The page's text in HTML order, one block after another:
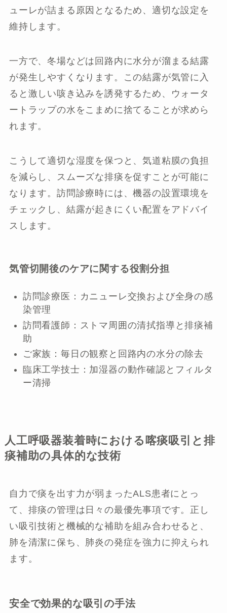
ューレが詰まる原因となるため、適切な設定を
維持します。
一方で、冬場などは回路内に水分が溜まる結露
が発生しやすくなります。この結露が気管に入
ると激しい咳き込みを誘発するため、ウォータ
ートラップの水をこまめに捨てることが求めら
れます。
こうして適切な湿度を保つと、気道粘膜の負担
を減らし、スムーズな排痰を促すことが可能に
なります。訪問診療時には、機器の設置環境を
チェックし、結露が起きにくい配置をアドバイ
スします。
気管切開後のケアに関する役割分担
訪問診療医：カニューレ交換および全身の感
染管理
訪問看護師：ストマ周囲の清拭指導と排痰補
助
ご家族：毎日の観察と回路内の水分の除去
臨床工学技士：加湿器の動作確認とフィルタ
ー清掃
人工呼吸器装着時における喀痰吸引と排
痰補助の具体的な技術
自力で痰を出す力が弱まったALS患者にとっ
て、排痰の管理は日々の最優先事項です。正し
い吸引技術と機械的な補助を組み合わせると、
肺を清潔に保ち、肺炎の発症を強力に抑えられ
ます。
安全で効果的な吸引の手法